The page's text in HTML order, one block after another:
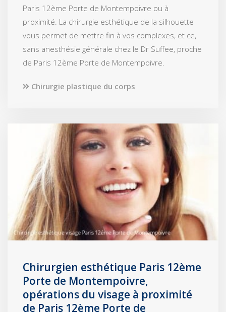
Paris 12ème Porte de Montempoivre ou à
proximité. La chirurgie esthétique de la silhouette
vous permet de mettre fin à vos complexes, et ce,
sans anesthésie générale chez le Dr Suffee, proche
de Paris 12ème Porte de Montempoivre.
Chirurgie plastique du corps
Chirurgien esthétique Paris 12ème
Porte de Montempoivre,
opérations du visage à proximité
de Paris 12ème Porte de